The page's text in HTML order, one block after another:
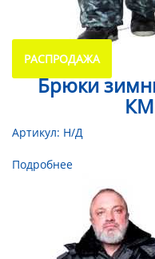
РАСПРОДАЖА
Брюки
Артикул: Н/Д
Подробнее